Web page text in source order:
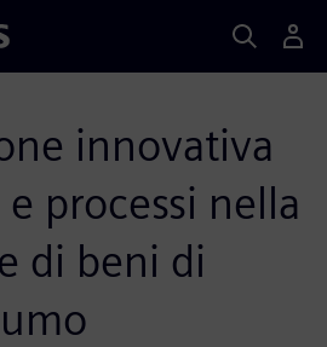
innovativa
processi nella
di beni di